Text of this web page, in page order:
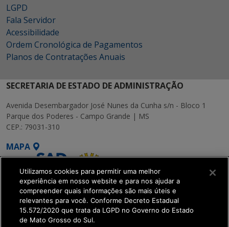
LGPD
Fala Servidor
Acessibilidade
Ordem Cronológica de Pagamentos
Planos de Contratações Anuais
SECRETARIA DE ESTADO DE ADMINISTRAÇÃO
Avenida Desembargador José Nunes da Cunha s/n - Bloco 1
Parque dos Poderes - Campo Grande | MS
CEP.: 79031-310
MAPA
SETDIG | Secretaria-
Utilizamos cookies para permitir uma melhor
experiência em nosso website e para nos ajudar a
compreender quais informações são mais úteis e
relevantes para você. Conforme Decreto Estadual
15.572/2020 que trata da LGPD no Governo do Estado
de Mato Grosso do Sul.